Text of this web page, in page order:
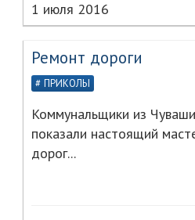
1 июля 2016
Ремонт дороги
ПРИКОЛЫ
Коммунальщики из
показали настоящий
дорог...